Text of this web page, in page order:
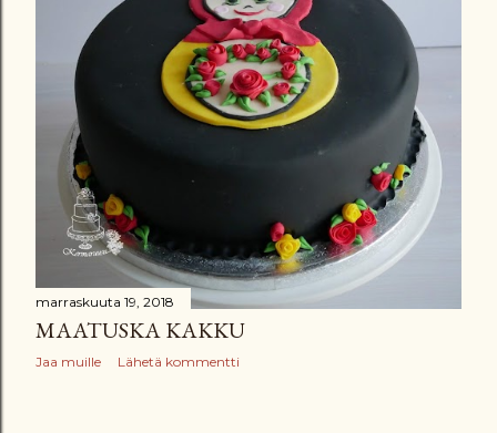
marraskuuta 19, 2018
MAATUSKA KAKKU
Jaa muille Lähetä kommentti